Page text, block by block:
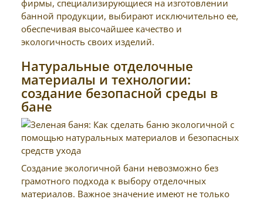
фирмы, специализирующиеся на изготовлении
банной продукции, выбирают исключительно ее,
обеспечивая высочайшее качество и
экологичность своих изделий.
Натуральные отделочные
материалы и технологии:
создание безопасной среды в
бане
Создание экологичной бани невозможно без
грамотного подхода к выбору отделочных
материалов. Важное значение имеют не только